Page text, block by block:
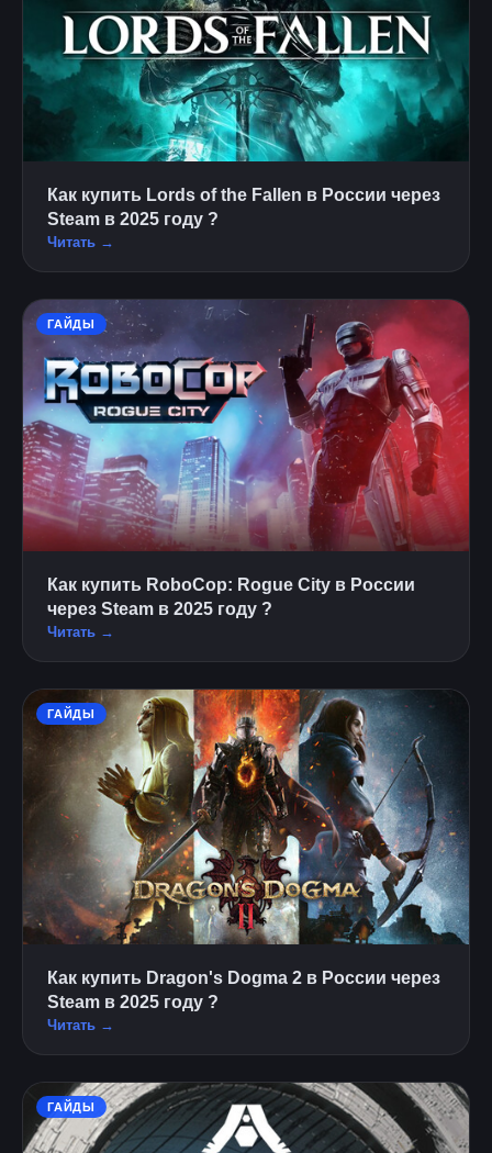
Как купить Lords of the Fallen в России через
Steam в 2025 году ?
Читать →
ГАЙДЫ
Как купить RoboCop: Rogue City в России
через Steam в 2025 году ?
Читать →
ГАЙДЫ
Как купить Dragon's Dogma 2 в России через
Steam в 2025 году ?
Читать →
ГАЙДЫ